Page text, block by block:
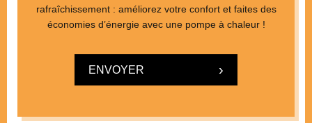
rafraîchissement : améliorez votre confort et faites des
économies d’énergie avec une pompe à chaleur !
ENVOYER